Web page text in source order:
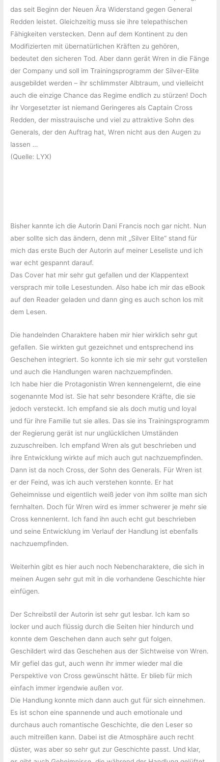
das seit Beginn der Neuen Ära Widerstand gegen General
Redden leistet. Gleichzeitig muss sie ihre telepathischen
Fähigkeiten verstecken. Denn auf dem Kontinent zu den
Modifizierten mit übernatürlichen Kräften zu gehören,
bedeutet den sicheren Tod. Aber dann gerät Wren in die Fänge
der Company und soll im Trainingsprogramm der Silver-Elite
ausgebildet werden – ihr schlimmster Albtraum, und vielleicht
auch die einzige Chance das Regime endlich zu stürzen! Doch
ihr Vorgesetzter ist niemand Geringeres als Captain Cross
Redden, der misstrauische und viel zu attraktive Sohn des
Generals, der den Auftrag hat, Wren nicht aus den Augen zu
lassen …
(Quelle: LYX)
Bisher kannte ich die Autorin Dani Francis noch gar nicht. Nun
aber sollte sich das ändern, denn mit „Silver Elite“ stand für
mich das erste Buch der Autorin auf meiner Leseliste und ich
war echt gespannt darauf.
Das Cover hat mir sehr gut gefallen und der Klappentext
versprach mir tolle Lesestunden. Also habe ich mir das eBook
auf den Reader geladen und dann ging es auch schon los mit
dem Lesen.
Die handelnden Charaktere haben mir hier wirklich sehr gut
gefallen. Sie wirkten gut gezeichnet und entsprechend ins
Geschehen integriert. So konnte ich sie mir sehr gut vorstellen
und auch die Handlungen waren nachzuempfinden.
Ich habe hier die Protagonistin Wren kennengelernt, die eine
sogenannte Mod ist. Sie hat sehr besondere Kräfte, die sie
jedoch versteckt. Ich empfand sie als doch mutig und loyal
und für ihre Familie tut sie alles. Das sie ins Trainingsprogramm
der Regierung gerät ist nur unglücklichen Umständen
zuzuschreiben. Ich empfand Wren als gut beschrieben und
ihre Entwicklung wirkte auf mich auch gut nachzuempfinden.
Dann ist da noch Cross, der Sohn des Generals. Für Wren ist
er der Feind, was ich auch verstehen konnte. Er hat
Geheimnisse und eigentlich weiß jeder von ihm sollte man sich
fernhalten. Doch für Wren wird es immer schwerer je mehr sie
Cross kennenlernt. Ich fand ihn auch echt gut beschrieben
und seine Entwicklung im Verlauf der Handlung ist ebenfalls
nachzuempfinden.
Weiterhin gibt es hier auch noch Nebencharaktere, die sich in
meinen Augen sehr gut mit in die vorhandene Geschichte hier
einfügen.
Der Schreibstil der Autorin ist sehr gut lesbar. Ich kam so
locker und auch flüssig durch die Seiten hier hindurch und
konnte dem Geschehen dann auch sehr gut folgen.
Geschildert wird das Geschehen aus der Sichtweise von Wren.
Mir gefiel das gut, auch wenn ihr immer wieder mal die
Perspektive von Cross gewünscht hätte. Er blieb für mich
einfach immer irgendwie außen vor.
Die Handlung konnte mich dann auch gut für sich einnehmen.
Es ist schon eine spannende und auch emotionale und
durchaus auch romantische Geschichte, die den Leser so
auch mitreißen kann. Dabei ist die Atmosphäre auch recht
düster, was aber so sehr gut zur Geschichte passt. Und klar,